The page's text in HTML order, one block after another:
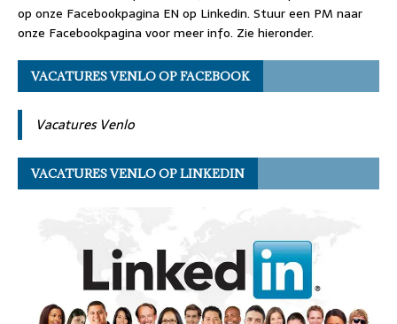
op onze Facebookpagina EN op Linkedin. Stuur een PM naar
onze Facebookpagina voor meer info. Zie hieronder.
VACATURES VENLO OP FACEBOOK
Vacatures Venlo
VACATURES VENLO OP LINKEDIN